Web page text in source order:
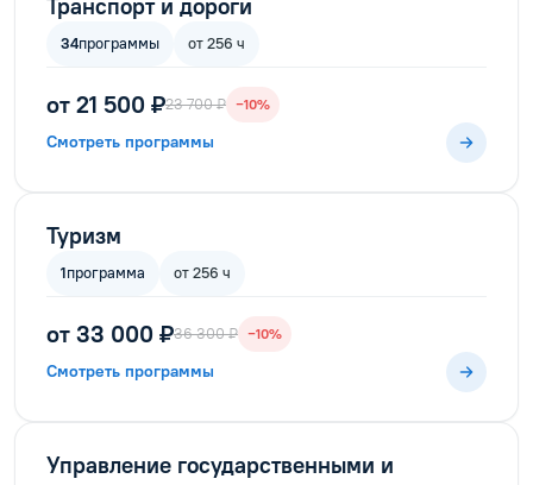
Транспорт и дороги
34программы от 256 ч
от 21 500 ₽23 700 ₽ −10%
Смотреть программы
Туризм
1программа от 256 ч
от 33 000 ₽36 300 ₽ −10%
Смотреть программы
Управление государственными и